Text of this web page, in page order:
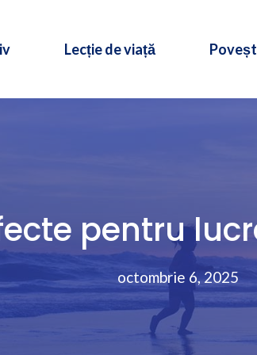
Lecție de viață
pentru
octombrie 6, 2025